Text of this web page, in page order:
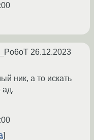
26.12.2023
ник, а то искать
ад.